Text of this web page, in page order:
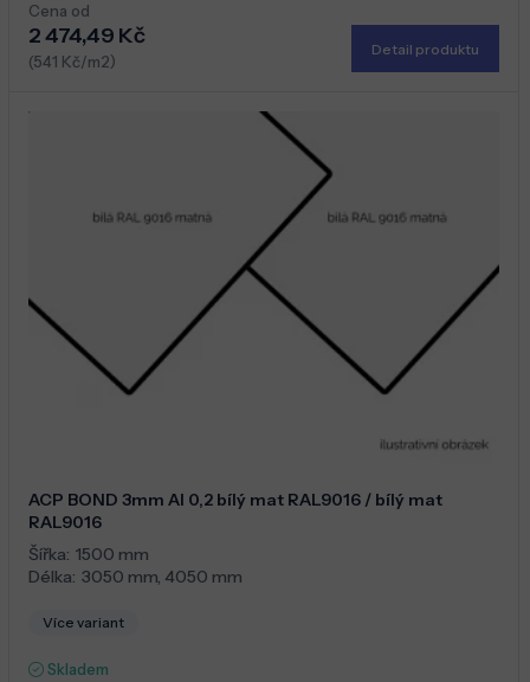
Cena od
2 474,49 Kč
(541 Kč/m2)
Detail produktu
ACP BOND 3mm Al 0,2 bílý mat RAL9016 / bílý mat
RAL9016
Šířka: 1500 mm
Délka: 3050 mm, 4050 mm
Více variant
Skladem